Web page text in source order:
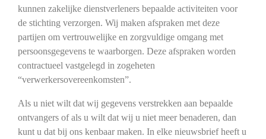
kunnen zakelijke dienstverleners bepaalde activiteiten voor
de stichting verzorgen. Wij maken afspraken met deze
partijen om vertrouwelijke en zorgvuldige omgang met
persoonsgegevens te waarborgen. Deze afspraken worden
contractueel vastgelegd in zogeheten
“verwerkersovereenkomsten”.
Als u niet wilt dat wij gegevens verstrekken aan bepaalde
ontvangers of als u wilt dat wij u niet meer benaderen, dan
kunt u dat bij ons kenbaar maken. In elke nieuwsbrief heeft u